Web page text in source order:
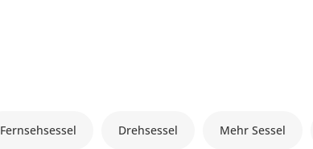
Fernsehsessel Drehsessel Mehr Sessel